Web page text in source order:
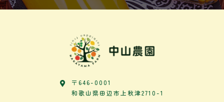
〒646-0001
和歌山県田辺市上秋津2710-1